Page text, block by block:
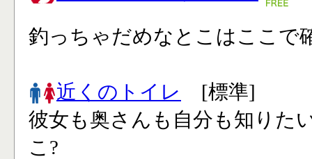
釣っちゃだめなとこはここで
近くのトイレ
[標準]
彼女も奥さんも自分も知りた
こ?